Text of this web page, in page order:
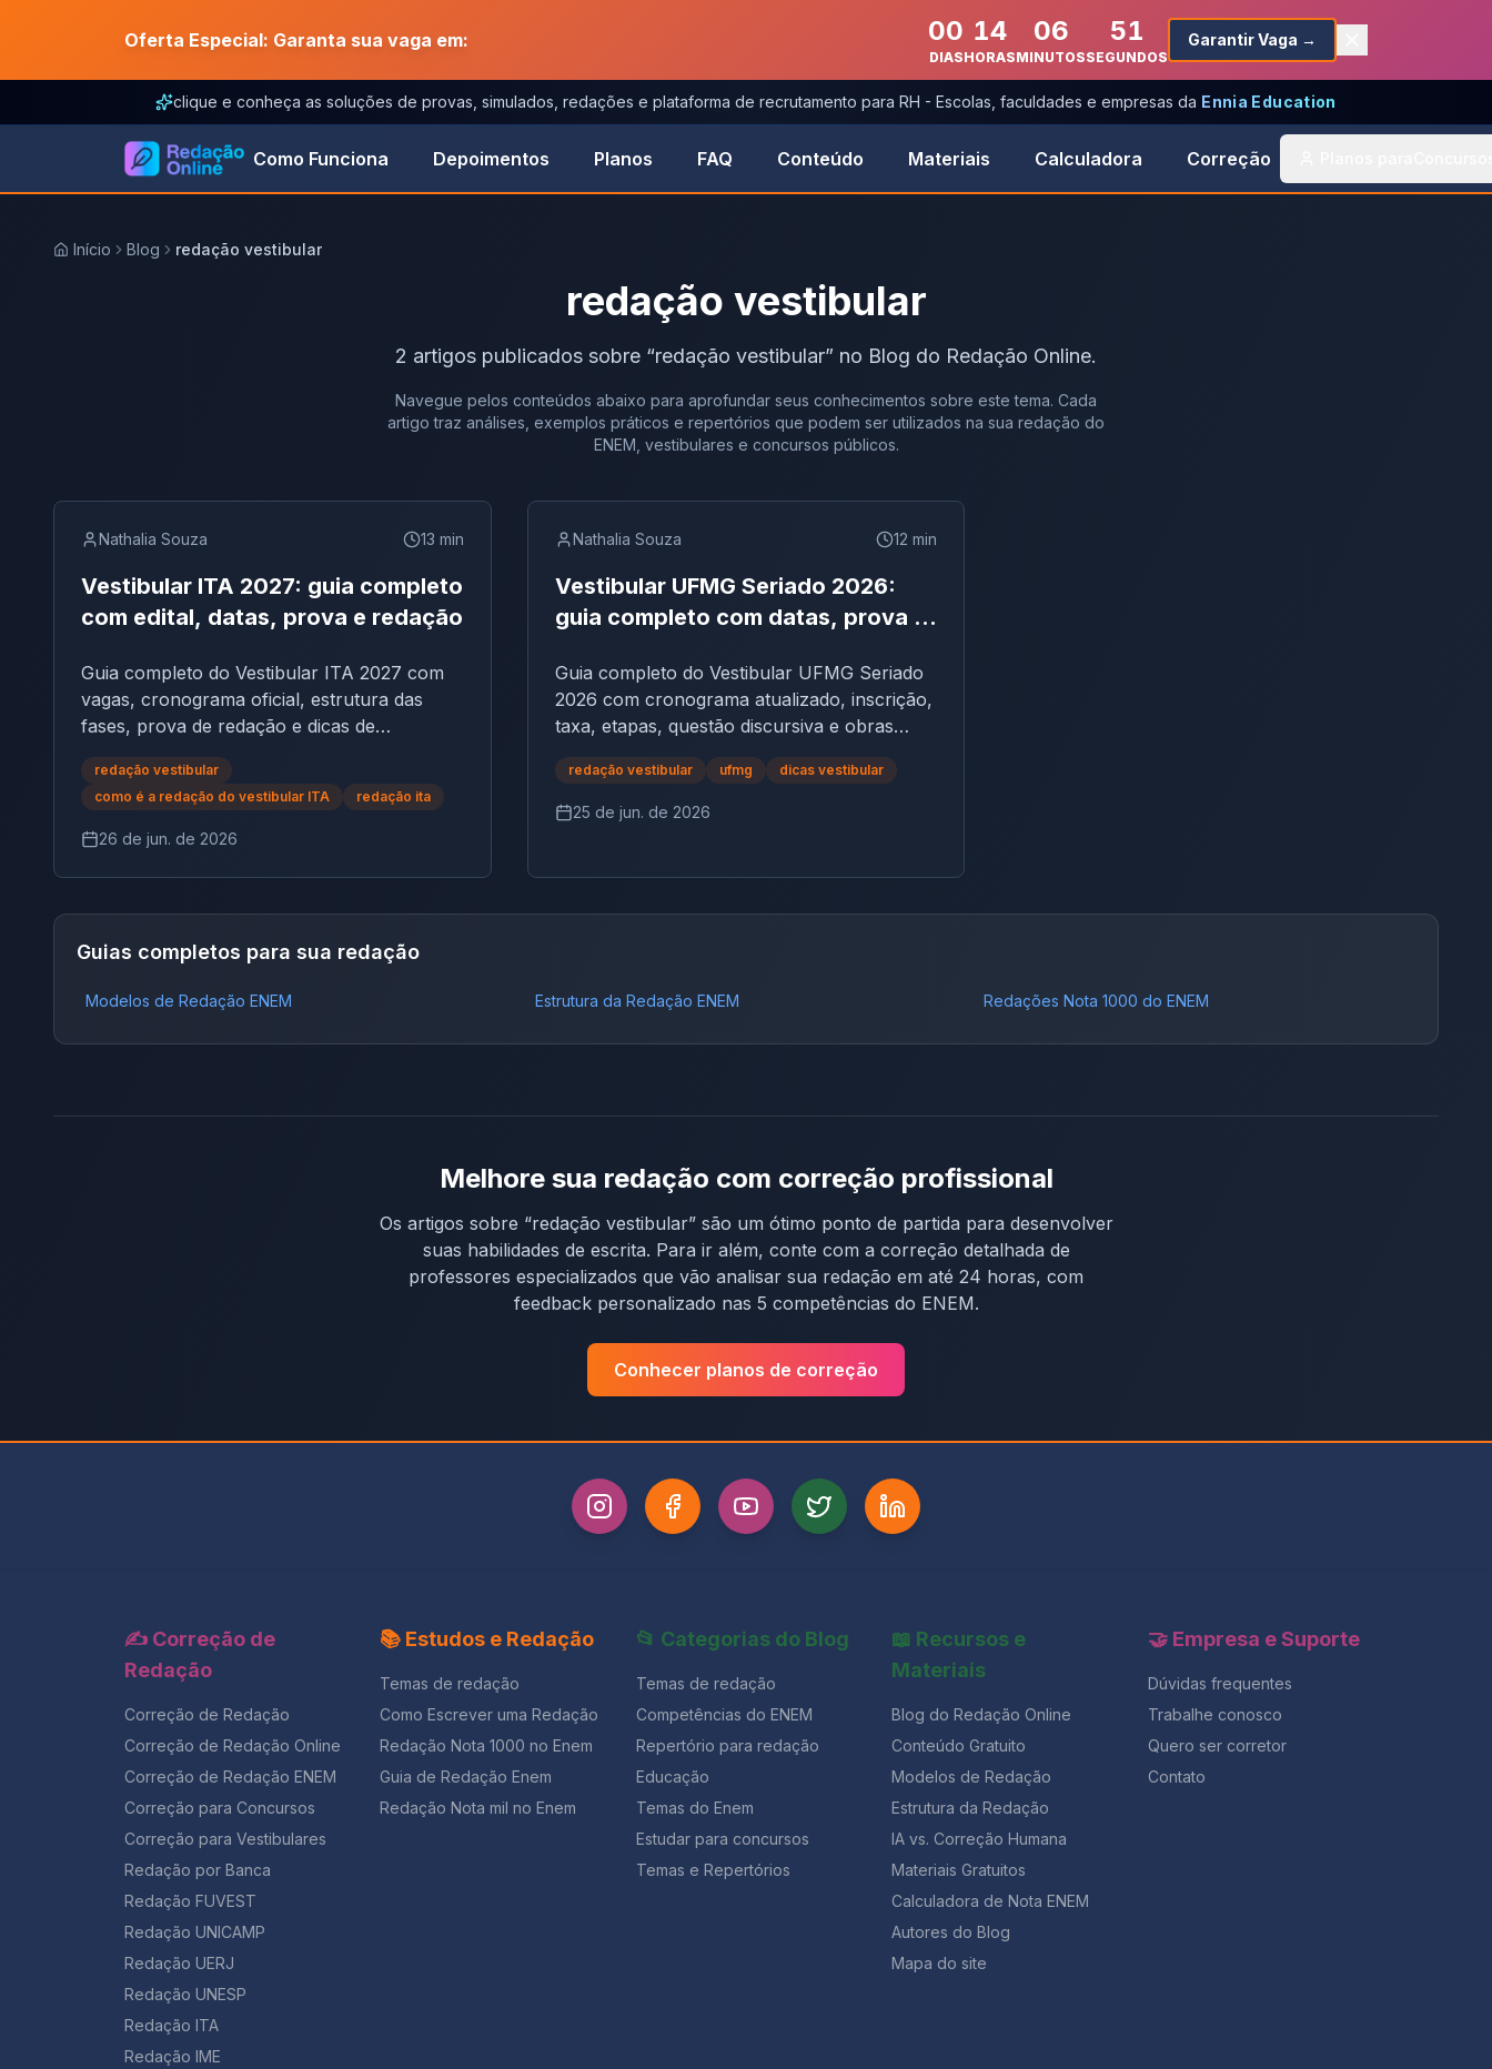
Oferta Especial: Garanta sua vaga em: 00
DIAS
14
HORAS
06
MINUTOS
51
SEGUNDOS
Garantir Vaga →
clique e conheça as soluções de provas, simulados, redações e plataforma de recrutamento para RH - Escolas, faculdades e empresas da Ennia Education
Como Funciona Depoimentos Planos FAQ Conteúdo Materiais Calculadora Correção
Início Blog redação vestibular
redação vestibular
2 artigos publicados sobre “redação vestibular” no Blog do Redação Online.
Navegue pelos conteúdos abaixo para aprofundar seus conhecimentos sobre este tema. Cada
artigo traz análises, exemplos práticos e repertórios que podem ser utilizados na sua redação do
ENEM, vestibulares e concursos públicos.
Nathalia Souza 13 min
Vestibular ITA 2027: guia completo
com edital, datas, prova e redação
Guia completo do Vestibular ITA 2027 com
vagas, cronograma oficial, estrutura das
fases, prova de redação e dicas de
preparação.
redação vestibular
como é a redação do vestibular ITA
redação ita
26 de jun. de 2026
Nathalia Souza 12 min
Vestibular UFMG Seriado 2026:
guia completo com datas, prova e
Guia completo do Vestibular UFMG Seriado
2026 com cronograma atualizado, inscrição,
taxa, etapas, questão discursiva e obras
redação vestibular ufmg dicas vestibular
25 de jun. de 2026
Guias completos para sua redação
Modelos de Redação ENEM Estrutura da Redação ENEM Redações Nota 1000 do ENEM
Melhore sua redação com correção profissional
Os artigos sobre “redação vestibular” são um ótimo ponto de partida para desenvolver
suas habilidades de escrita. Para ir além, conte com a correção detalhada de
professores especializados que vão analisar sua redação em até 24 horas, com
feedback personalizado nas 5 competências do ENEM.
Conhecer planos de correção
✍️ Correção de
Redação
Correção de Redação
Correção de Redação Online
Correção de Redação ENEM
Correção para Concursos
Correção para Vestibulares
Redação por Banca
Redação FUVEST
Redação UNICAMP
Redação UERJ
Redação UNESP
Redação ITA
Redação IME
📚 Estudos e Redação
Temas de redação
Como Escrever uma Redação
Redação Nota 1000 no Enem
Guia de Redação Enem
Redação Nota mil no Enem
📂 Categorias do Blog
Temas de redação
Competências do ENEM
Repertório para redação
Educação
Temas do Enem
Estudar para concursos
Temas e Repertórios
📖 Recursos e
Materiais
Blog do Redação Online
Conteúdo Gratuito
Modelos de Redação
Estrutura da Redação
IA vs. Correção Humana
Materiais Gratuitos
Calculadora de Nota ENEM
Autores do Blog
Mapa do site
🤝 Empresa e Suporte
Dúvidas frequentes
Trabalhe conosco
Quero ser corretor
Contato